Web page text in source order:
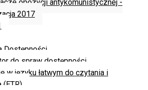
opozycji antykomunistycznej -
2017
Dostępności
do spraw dostępności
w języku łatwym do czytania i
(ETR)